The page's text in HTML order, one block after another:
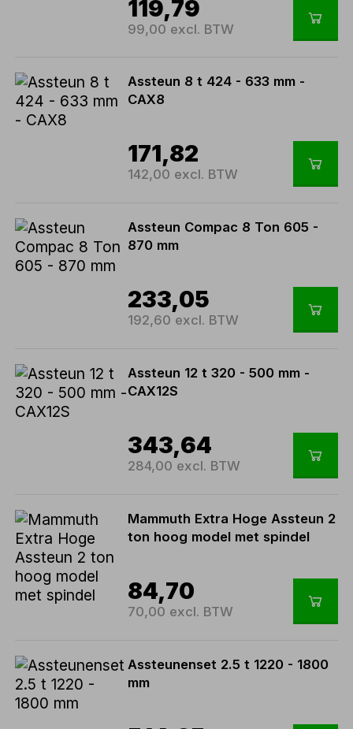
119,79
99,00 excl. BTW
Assteun 8 t 424 - 633 mm -
CAX8
171,82
142,00 excl. BTW
Assteun Compac 8 Ton 605 -
870 mm
233,05
192,60 excl. BTW
Assteun 12 t 320 - 500 mm -
CAX12S
343,64
284,00 excl. BTW
Mammuth Extra Hoge Assteun 2
ton hoog model met spindel
84,70
70,00 excl. BTW
Assteunenset 2.5 t 1220 - 1800
mm